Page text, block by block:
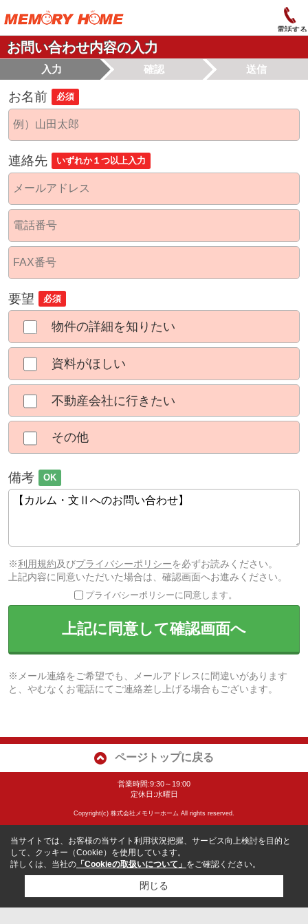
電話する
お問い合わせ内容の入力
入力 確認 送信
お名前 必須
連絡先 いずれか１つ以上入力
要望 必須
物件の詳細を知りたい
資料がほしい
不動産会社に行きたい
その他
備考 OK
※利用規約及びプライバシーポリシーを必ずお読みください。
上記内容に同意いただいた場合は、確認画面へお進みください。
プライバシーポリシーに同意します。
上記に同意して確認画面へ
※メール連絡をご希望でも、メールアドレスに間違いがあります
と、やむなくお電話にてご連絡差し上げる場合もございます。
ページトップに戻る
営業時間:9:30～19:00
定休日:水曜日
Copyright(c) 株式会社メモリーホーム All rights reserved.
当サイトでは、お客様の当サイト利用状況把握、サービス向上検討を目的と
して、クッキー（Cookie）を使用しています。
詳しくは、当社の 「Cookieの取扱いについて」 をご確認ください。
閉じる